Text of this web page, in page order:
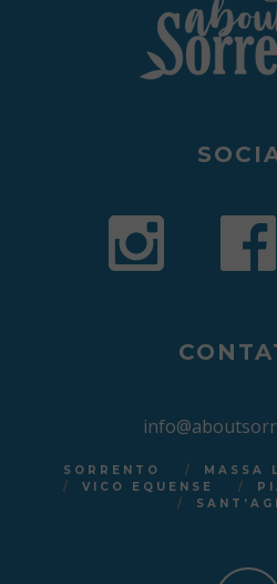
SORRENTO MASSA
VICO EQUENSE